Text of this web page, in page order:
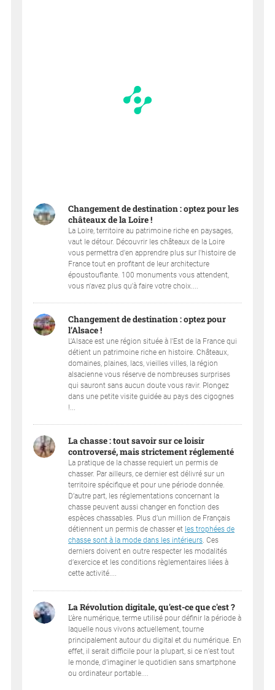
Changement de destination : optez pour les
châteaux de la Loire !
La Loire, territoire au patrimoine riche en paysages,
vaut le détour. Découvrir les châteaux de la Loire
vous permettra d'en apprendre plus sur l'histoire de
France tout en profitant de leur architecture
époustouflante. 100 monuments vous attendent,
vous n'avez plus qu'à faire votre choix....
Changement de destination : optez pour
l’Alsace !
L'Alsace est une région située à l'Est de la France qui
détient un patrimoine riche en histoire. Châteaux,
domaines, plaines, lacs, vieilles villes, la région
alsacienne vous réserve de nombreuses surprises
qui sauront sans aucun doute vous ravir. Plongez
dans une petite visite guidée au pays des cigognes
!...
La chasse : tout savoir sur ce loisir
controversé, mais strictement réglementé
La pratique de la chasse requiert un permis de
chasser. Par ailleurs, ce dernier est délivré sur un
territoire spécifique et pour une période donnée.
D’autre part, les réglementations concernant la
chasse peuvent aussi changer en fonction des
espèces chassables. Plus d’un million de Français
détiennent un permis de chasser et les trophées de
chasse sont à la mode dans les intérieurs. Ces
derniers doivent en outre respecter les modalités
d’exercice et les conditions règlementaires liées à
cette activité....
La Révolution digitale, qu'est-ce que c'est ?
L’ère numérique, terme utilisé pour définir la période à
laquelle nous vivons actuellement, tourne
principalement autour du digital et du numérique. En
effet, il serait difficile pour la plupart, si ce n’est tout
le monde, d’imaginer le quotidien sans smartphone
ou ordinateur portable....